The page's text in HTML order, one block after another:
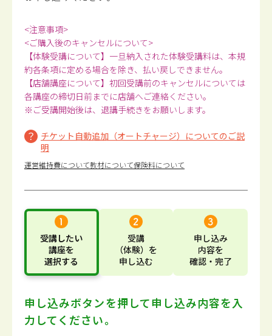
<注意事項>
<ご購入後のキャンセルについて>
【体験受講について】一旦納入された体験受講料は、本規
約各条項に定める場合を除き、払い戻しできません。
【店舗講座について】初回受講前のキャンセルについては
各講座の締切日前までに店舗へご連絡ください。
※ご受講開始後は、退講手続きをお願いします。
チケット自動追加（オートチャージ）についてのご説
明
運営維持費について教材について保険料について
受講したい
講座を
選択する
受講
（体験） を
申し込む
申し込み
内容を
確認・完了
申し込みボタンを押して申し込み内容を入
力してください。